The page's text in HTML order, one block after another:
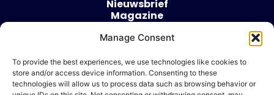
Manage Consent
To provide the best experiences, we use technologies like cookies to
store and/or access device information. Consenting to these
technologies will allow us to process data such as browsing behavior or
Nieuwsbrief
Magazine
Over
Algemene voorwaarden